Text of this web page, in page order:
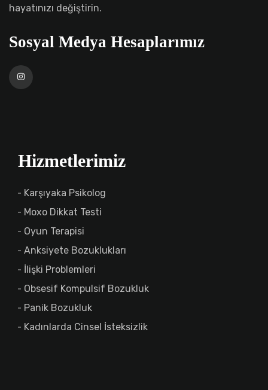
hayatınızı değiştirin.
Sosyal Medya Hesaplarımız
Hizmetlerimiz
Karşıyaka Psikolog
Moxo Dikkat Testi
Oyun Terapisi
Anksiyete Bozuklukları
İlişki Problemleri
Obsesif Kompulsif Bozukluk
Panik Bozukluk
Kadınlarda Cinsel İsteksizlik